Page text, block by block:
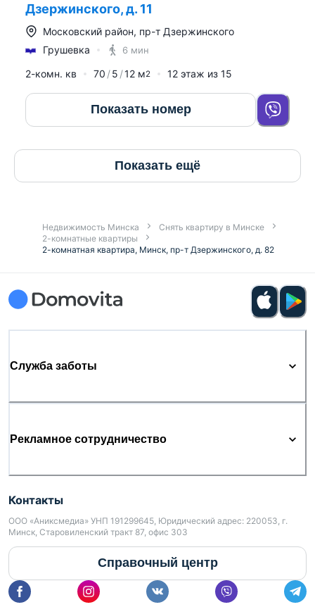
Дзержинского, д. 11
Московский район, пр-т Дзержинского
Грушевка
6 мин
2-комн. кв 70 5 12 м2 12 этаж из 15
Показать номер
Показать ещё
Недвижимость Минска
Снять квартиру в Минске
2-комнатные квартиры
2-комнатная квартира, Минск, пр-т Дзержинского, д. 82
Служба заботы
Рекламное сотрудничество
Контакты
ООО «Аниксмедиа» УНП 191299645, Юридический адрес: 220053, г.
Минск, Старовиленский тракт 87, офис 303
Справочный центр